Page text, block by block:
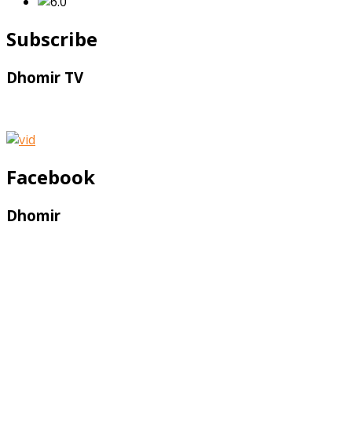
Subscribe
Dhomir TV
Facebook
Dhomir